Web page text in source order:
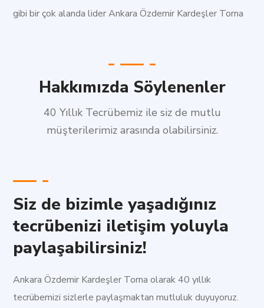
gibi bir çok alanda lider Ankara Özdemir Kardeşler Torna
Hakkımızda Söylenenler
40 Yıllık Tecrübemiz ile siz de mutlu
müşterilerimiz arasında olabilirsiniz.
Siz de bizimle yaşadığınız
tecrübenizi iletişim yoluyla
paylaşabilirsiniz!
Ankara Özdemir Kardeşler Torna olarak 40 yıllık
tecrübemizi sizlerle paylaşmaktan mutluluk duyuyoruz.